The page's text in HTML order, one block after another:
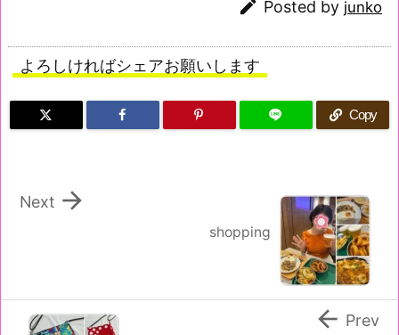
 Posted by junko
よろしければシェアお願いします
Copy
shopping

Next
 Prev